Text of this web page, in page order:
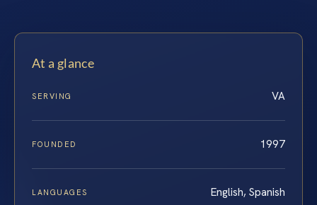
At a glance
SERVING VA
FOUNDED 1997
LANGUAGES English, Spanish